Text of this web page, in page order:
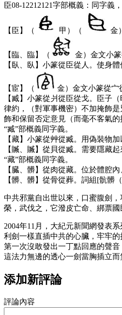
臣08-12212121字部概義：同字義
【臣】（ 甲）（ 金
【臨、臨】（
金）金文小
【臥、臥】小篆從臣從人。使身
【宦】（
金）金文小篆從宀
【臧】小篆從爿從臣從戈。臣子
律約，（對軍事機密）不加掩飾
飾和保留否定意見（而毫不客氣
“臧”部概義同字義。
【藏】小篆從艸從臧。用偽裝物
【贓、贓】從貝從臧。需要隱藏
“藏”部概義同字義。
【臓、髒】從肉從藏。位於體腔
【髒、髒】從骨從葬。詞組[骯髒
中共邪黨自出世以來，口蜜腹劍
榮，武伐之，它潑皮亡命、綁票
2004年11月，大紀元新聞網發表
利劍一樣直插中共的心臟，牢牢
第一次沒敢發出一丁點回應的聲
這法力無邊的透心一劍當胸插立
添加新評論
評論內容